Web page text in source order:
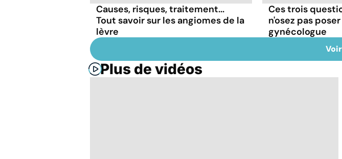
Causes, risques, traitement...
Tout savoir sur les angiomes de la
lèvre
Ces trois
n'osez pas
gynécologue
Plus de vidéos